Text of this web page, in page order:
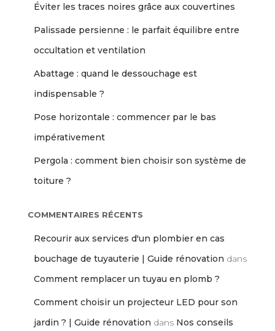
Éviter les traces noires grâce aux couvertines
Palissade persienne : le parfait équilibre entre
occultation et ventilation
Abattage : quand le dessouchage est
indispensable ?
Pose horizontale : commencer par le bas
impérativement
Pergola : comment bien choisir son système de
toiture ?
COMMENTAIRES RÉCENTS
Recourir aux services d'un plombier en cas
bouchage de tuyauterie | Guide rénovation dans
Comment remplacer un tuyau en plomb ?
Comment choisir un projecteur LED pour son
jardin ? | Guide rénovation dans Nos conseils